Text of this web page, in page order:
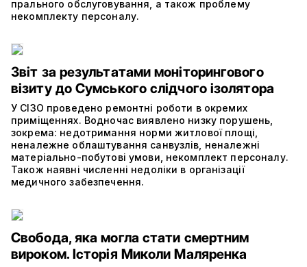
прального обслуговування, а також проблему
некомплекту персоналу.
Звіт за результатами моніторингового
візиту до Сумського слідчого ізолятора
У СІЗО проведено ремонтні роботи в окремих
приміщеннях. Водночас виявлено низку порушень,
зокрема: недотримання норми житлової площі,
неналежне облаштування санвузлів, неналежні
матеріально-побутові умови, некомплект персоналу.
Також наявні численні недоліки в організації
медичного забезпечення.
Свобода, яка могла стати смертним
вироком. Історія Миколи Маляренка